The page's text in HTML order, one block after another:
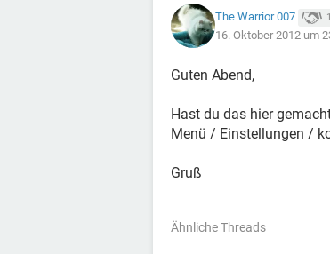
The Warrior 007
16. Oktober 2012 um
Guten Abend,
Hast du das hier
Menü / Einstellungen /
Gruß
Ähnliche Threads